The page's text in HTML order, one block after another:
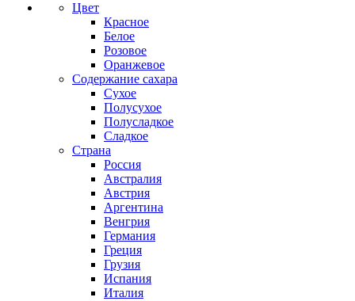
Цвет
Красное
Белое
Розовое
Оранжевое
Содержание сахара
Сухое
Полусухое
Полусладкое
Сладкое
Страна
Россия
Австралия
Австрия
Аргентина
Венгрия
Германия
Греция
Грузия
Испания
Италия